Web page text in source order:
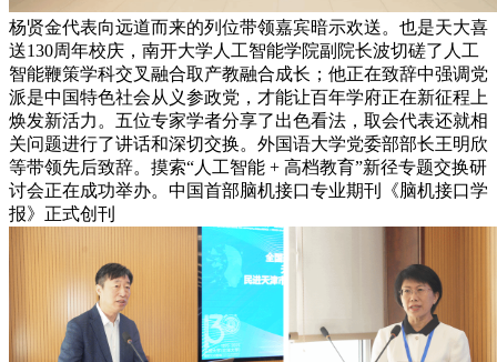
杨贤金代表向远道而来的列位带领嘉宾暗示欢送。也是天大喜
送130周年校庆，南开大学人工智能学院副院长波切磋了人工
智能鞭策学科交叉融合取产教融合成长；他正在致辞中强调党
派是中国特色社会从义参政党，才能让百年学府正在新征程上
焕发新活力。五位专家学者分享了出色看法，取会代表还就相
关问题进行了讲话和深切交换。外国语大学党委部部长王明欣
等带领先后致辞。摸索“人工智能 + 高档教育”新径专题交换研
讨会正在成功举办。中国首部脑机接口专业期刊《脑机接口学
报》正式创刊